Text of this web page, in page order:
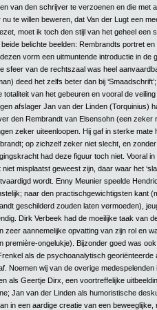
van den schrijver te verzoenen en die met
nu te willen beweren, dat Van der Lugt een
moet ik toch den stijl van het geheel een
belichte beelden: Rembrandts portret
vorm een uitmuntende introductie in de
sfeer van de rechtszaal was heel
deed het zelfs beter dan bij
totaliteit van het gebeuren en vooral de
afslager Jan van der Linden (Torquinius)
den Rembrandt van Elsensohn (een zeker
zeker uiteenloopen. Hij gaf in sterke mate
op zichzelf zeker niet slecht, en
had deze figuur toch niet. Vooral
niet misplaatst geweest zijn, daar waar het
wordt. Enny Meunier speelde
naar den practischgewichtigsten kant
geschilderd zouden laten vermoeden),
Dirk Verbeek had de moeilijke taak van
zeer aannemelijke opvatting van zijn rol en
première-ongelukje). Bijzonder goed was
als de psychoanalytisch georiënteerde
Noemen wij van de overige
als Geertje Dirx, een voortreffelijke
Jan van der Linden als humoristische
in een aardige creatie van een